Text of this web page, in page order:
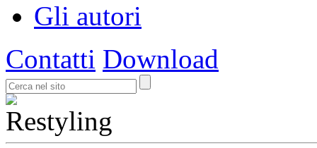
Gli autori
Contatti Download